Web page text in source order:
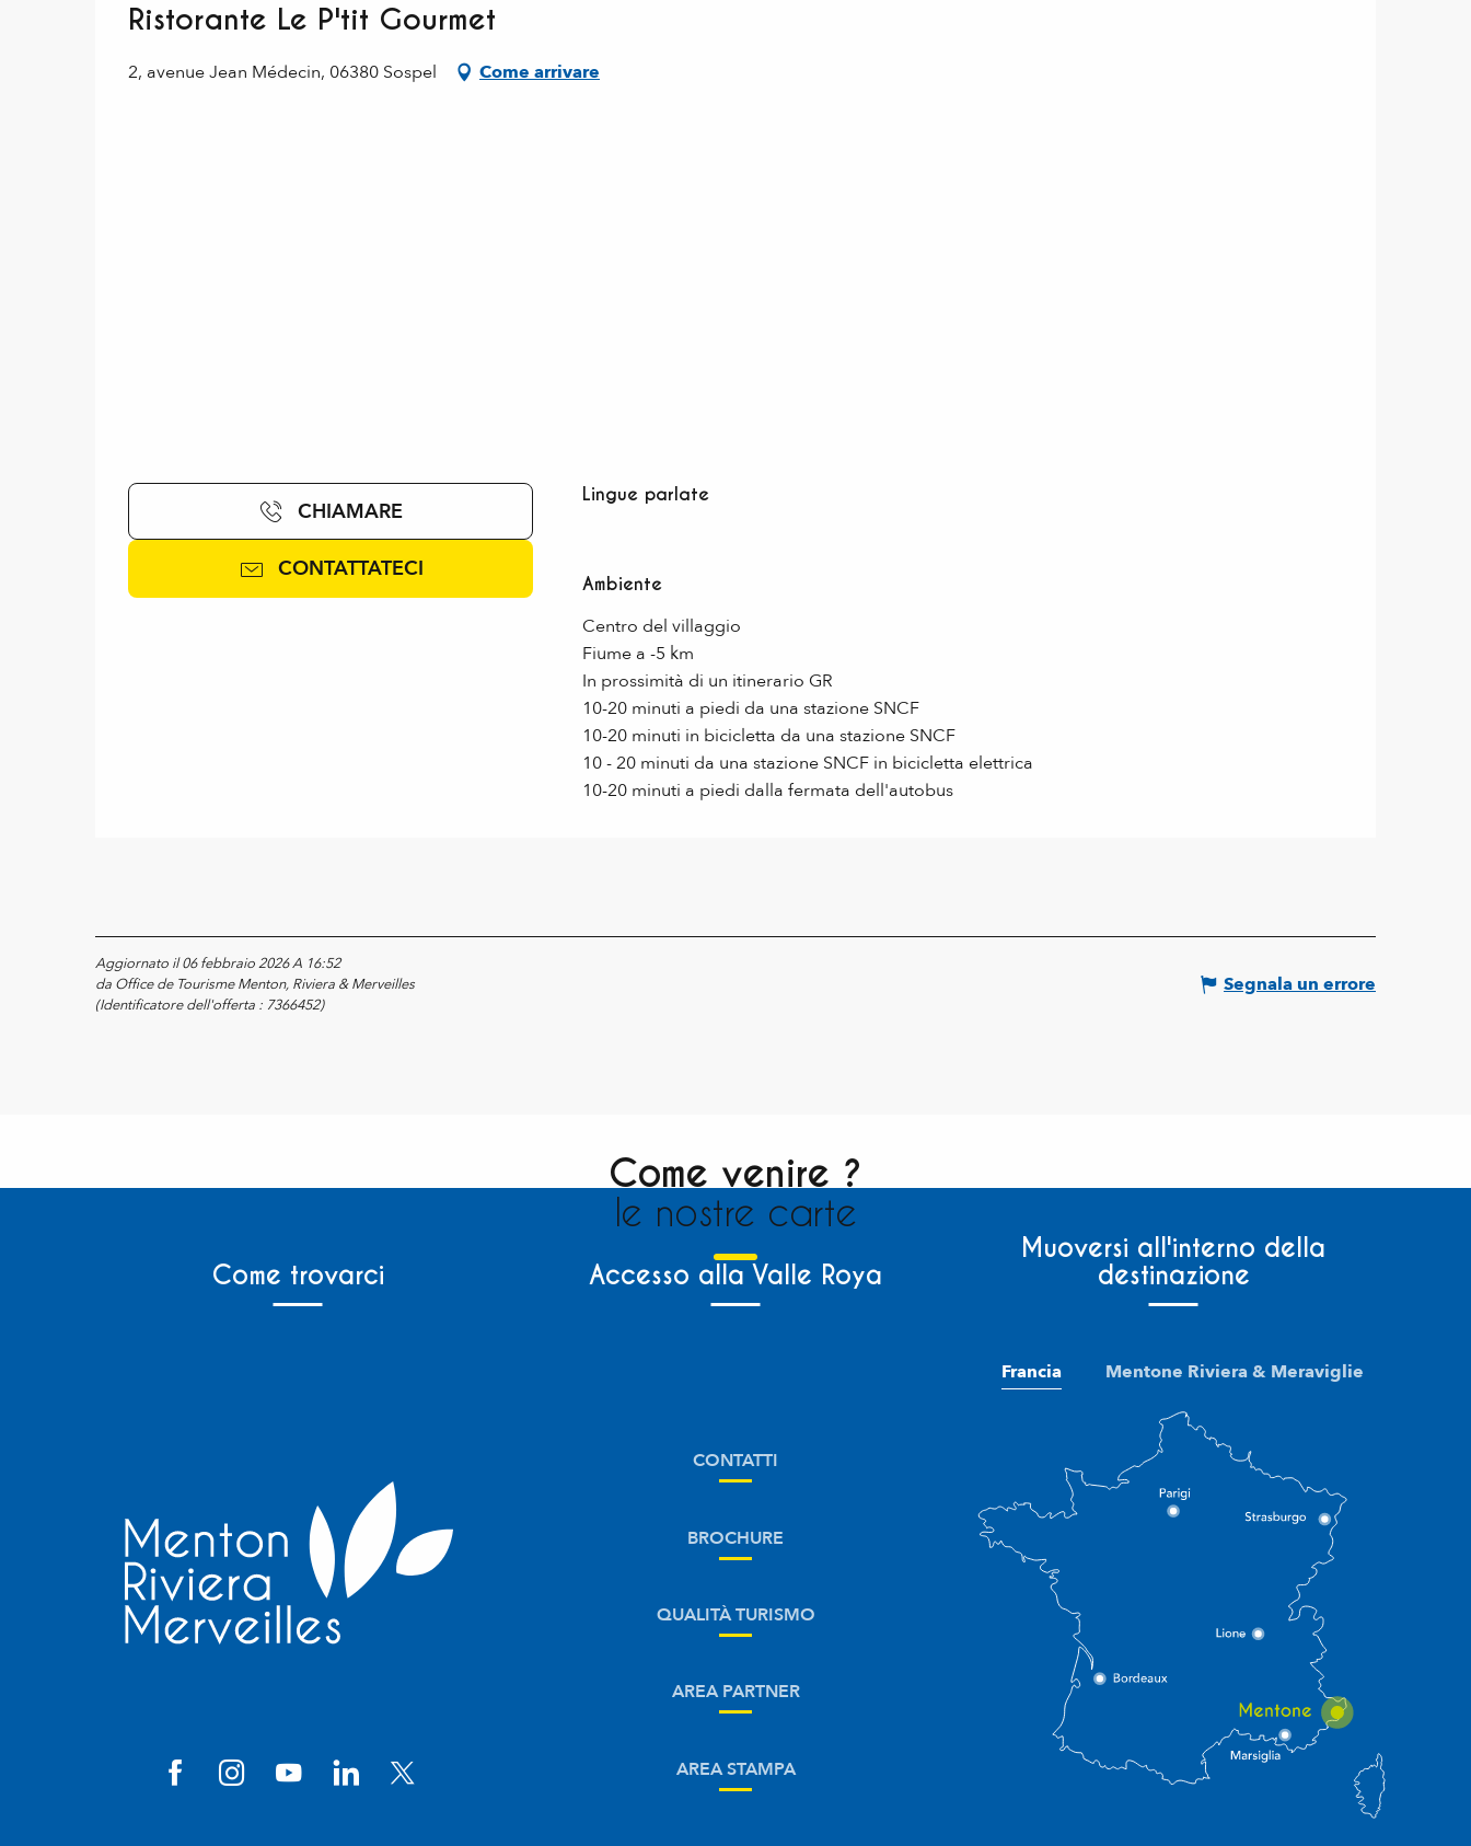
Ristorante Le P'tit Gourmet
2, avenue Jean Médecin, 06380 Sospel Come arrivare
CHIAMARE
CONTATTATECI
Lingue parlate
Lingue parlate
Ambiente
Ambiente
Centro del villaggio
Fiume a -5 km
In prossimità di un itinerario GR
10-20 minuti a piedi da una stazione SNCF
10-20 minuti in bicicletta da una stazione SNCF
10 - 20 minuti da una stazione SNCF in bicicletta elettrica
10-20 minuti a piedi dalla fermata dell'autobus
Aggiornato il 06 febbraio 2026 A 16:52
da Office de Tourisme Menton, Riviera & Merveilles
(Identificatore dell'offerta : 7366452)
Segnala un errore
Come venire ?
le nostre carte
Come trovarci Accesso alla Valle Roya
Muoversi all'interno della
destinazione
CONTATTI
BROCHURE
QUALITÀ TURISMO
AREA PARTNER
AREA STAMPA
Francia Mentone Riviera & Meraviglie